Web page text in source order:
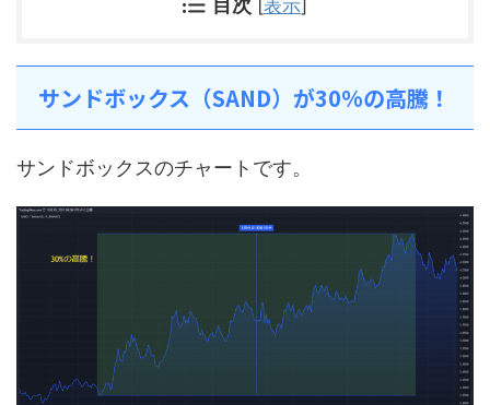
目次 [表示]
サンドボックス（SAND）が30%の高騰！
サンドボックスのチャートです。